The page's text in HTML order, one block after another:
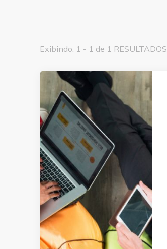
Exibindo: 1 - 1 de 1 RESULTADOS